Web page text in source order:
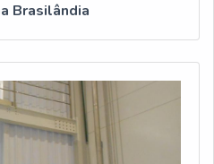
Brasilândia